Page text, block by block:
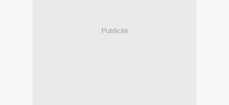
Publicité